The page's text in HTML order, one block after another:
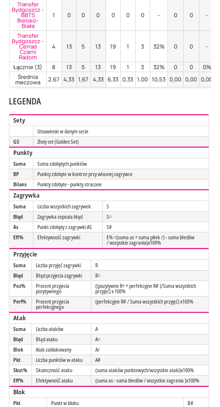
Transfer
Bydgoszcz -
BBTS
Bielsko-
Biała
1 0 0 0 0 0 0 - 0 0 -
Transfer
Bydgoszcz -
Cerrad
Czarni
Radom
4 13 5 13 19 1 3 32% 0 0 -
Łącznie (3) 8 13 5 13 19 1 3 32% 0 0 0%
Średnia
meczowa 2,67 4,33 1,67 4,33 6,33 0,33 1,00 10,53 0,00 0,00 0,00
LEGENDA
Sety
Ustawienie w danym secie
GS
Złoty set (Golden Set)
Punkty
Suma
Suma zdobytych punktów
BP
Punkty zdobyte w kontrze przy własnej zagrywce
Bilans
Punkty zdobyte - punkty stracone
Zagrywka
Suma Liczba wszystkich zagrywek
S
Błąd
Zagrywka zepsuta błąd
S=
As
Punkt zdobyty z zagrywki AS
S#
Eff%
Efektywsość zagrywki E% =(suma as + suma piłek /) - suma błedów
/ wszystkie zagrania)x100%
Przyjęcie
Suma Liczba przyjęć zagrywki
R
Błąd
Błąd przyjecia zagrywki
R=
Poz%
Procent przyjecia
pozytywnego
((pozytywne R+ + perfekcyjne R# )/Suma wszystkich
przyjęć) x 100%
Perf%
Procent przyjecia
perfekcyjnego
(perfekcyjne R# / Suma wszystkich przyjęć) x100%
Atak
Suma Liczba ataków
A
Błąd
Błąd ataku
A=
Blok
Atak zablokowany
A/
Pkt
Liczba punktów w ataku
A#
Skut%
Skuteczność ataku
(suma ataków punktowych/wszystkie ataki)x100%
Eff%
Efektywność ataku (suma as - suma błedów / wszystkie zagrania )x100%
Blok
Pkt Punkt w bloku B#